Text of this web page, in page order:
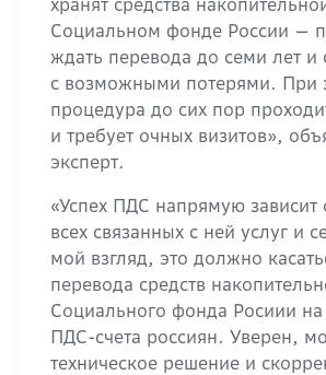
хранят средства
Социальном фонде России —
ждать перевода до семи лет и
с возможными потерями. При
процедура до сих пор
и требует очных визитов»,
эксперт.
«Успех ПДС напрямую зависит
всех связанных с ней услуг и
мой взгляд, это должно
перевода средств
Социального фонда Росиии
ПДС-счета россиян. Уверен,
техническое решение и